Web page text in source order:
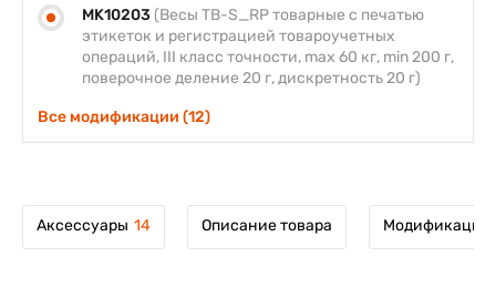
MK10203 (Весы TB-S_RP товарные с печатью
этикеток и регистрацией товароучетных
операций, III класс точности, max 60 кг, min 200 г,
поверочное деление 20 г, дискретность 20 г)
Все модификации (12)
Аксессуары 14 Описание товара Модификации